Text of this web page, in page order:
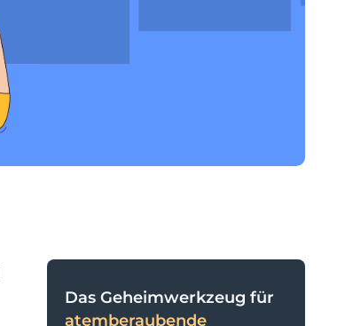
Das Geheimwerkzeug für
atemberaubende